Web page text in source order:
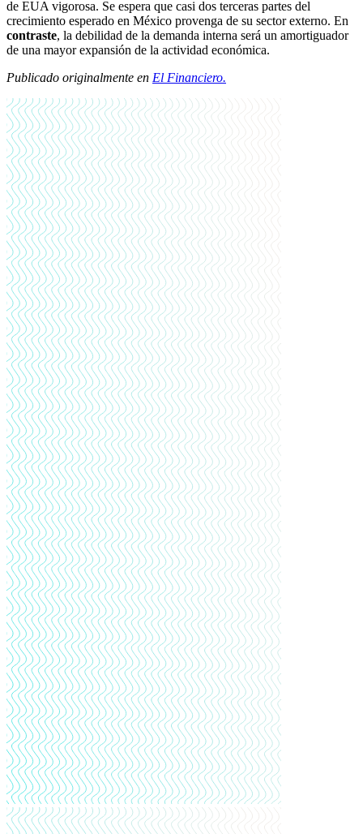
de EUA vigorosa. Se espera que casi dos terceras partes del
crecimiento esperado en México provenga de su sector externo. En
contraste, la debilidad de la demanda interna será un amortiguador
de una mayor expansión de la actividad económica.
Publicado originalmente en El Financiero.